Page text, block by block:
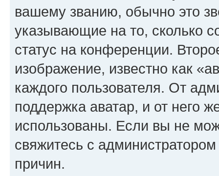
вашему званию, обычно это
указывающие на то, сколько
статус на конференции.
изображение, известно как
каждого пользователя. От
поддержка аватар, и от него
использованы. Если вы не
свяжитесь с
причин.